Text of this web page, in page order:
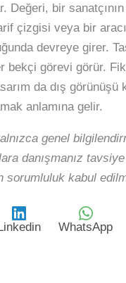
Değeri, bir
çizgisi veya bir
devreye girer.
bekçi görevi görür.
da dış
anlamına gelir.
genel
danışmanız
sorumluluk kabul
WhatsApp